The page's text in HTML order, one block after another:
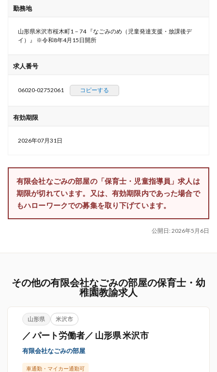
勤務地
山形県米沢市桜木町1－74 『なごみのめ（児童発達支援・放課後デ
イ）』 ※令和8年4月15日開所
求人番号
06020-02752061 コピーする
有効期限
2026年07月31日
有限会社なごみの部屋の「保育士・児童指導員」求人は
期限が切れています。又は、有効期限内であった場合で
もハローワークでの募集を取り下げています。
公開日: 2026年5月6日
その他の有限会社なごみの部屋の保育士・幼
稚園教諭求人
山形県 米沢市
／ パート労働者／ 山形県 米沢市
有限会社なごみの部屋
車通勤・マイカー通勤可